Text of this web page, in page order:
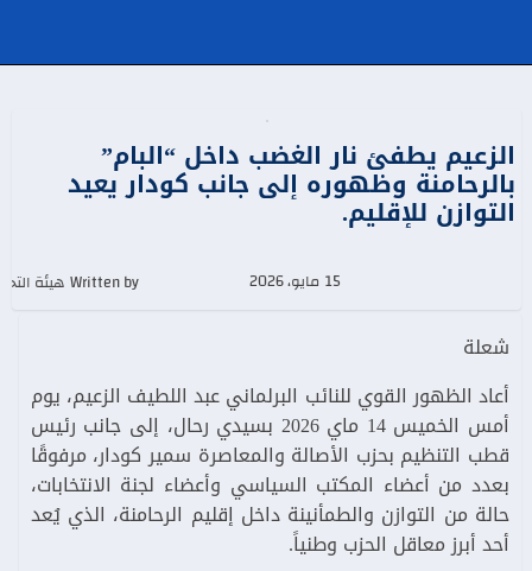
الزعيم يطفئ نار الغضب داخل “البام”
بالرحامنة وظهوره إلى جانب كودار يعيد
التوازن للإقليم.
15 مايو، 2026 Written by هيئة التحرير
شعلة
أعاد الظهور القوي للنائب البرلماني عبد اللطيف الزعيم، يوم
أمس الخميس 14 ماي 2026 بسيدي رحال، إلى جانب رئيس
قطب التنظيم بحزب الأصالة والمعاصرة سمير كودار، مرفوقًا
بعدد من أعضاء المكتب السياسي وأعضاء لجنة الانتخابات،
حالة من التوازن والطمأنينة داخل إقليم الرحامنة، الذي يُعد
أحد أبرز معاقل الحزب وطنياً.